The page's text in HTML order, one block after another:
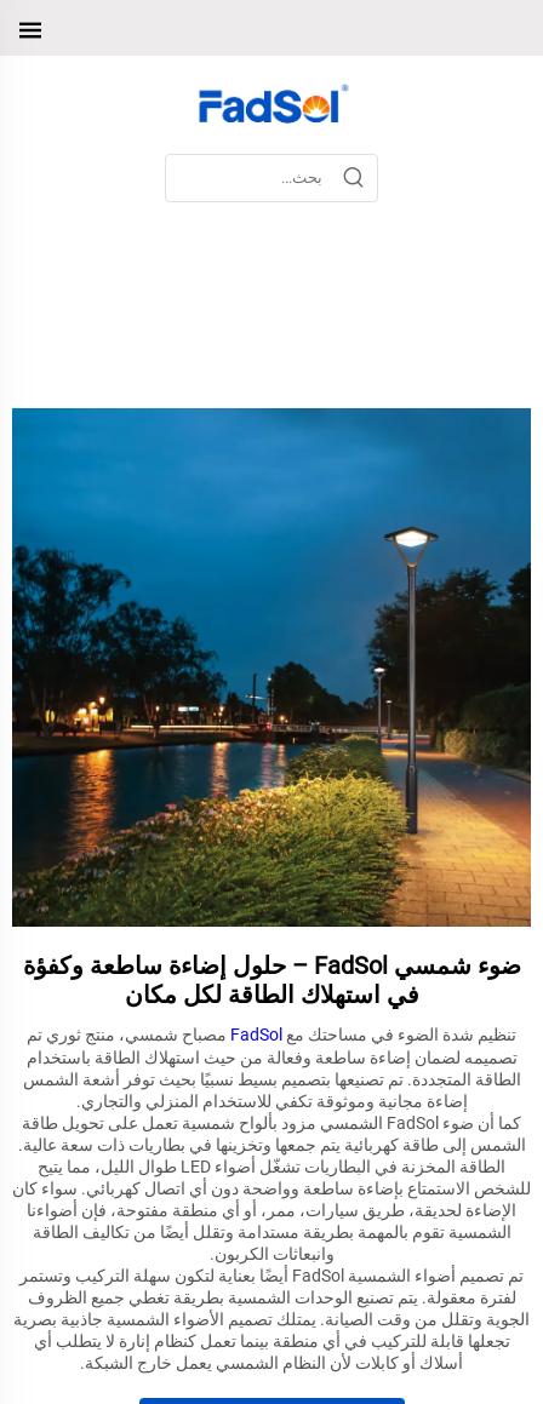
ضوء شمسي FadSol – حلول إضاءة ساطعة وكفؤة
في استهلاك الطاقة لكل مكان
تنظيم شدة الضوء في مساحتك معFadSolمصباح شمسي، منتج ثوري تم
تصميمه لضمان إضاءة ساطعة وفعالة من حيث استهلاك الطاقة باستخدام
الطاقة المتجددة. تم تصنيعها بتصميم بسيط نسبيًا بحيث توفر أشعة الشمس
إضاءة مجانية وموثوقة تكفي للاستخدام المنزلي والتجاري.
كما أن ضوء FadSol الشمسي مزود بألواح شمسية تعمل على تحويل طاقة
الشمس إلى طاقة كهربائية يتم جمعها وتخزينها في بطاريات ذات سعة عالية.
الطاقة المخزنة في البطاريات تشغّل أضواء LED طوال الليل، مما يتيح
للشخص الاستمتاع بإضاءة ساطعة وواضحة دون أي اتصال كهربائي. سواء كان
الإضاءة لحديقة، طريق سيارات، ممر، أو أي منطقة مفتوحة، فإن أضواءنا
الشمسية تقوم بالمهمة بطريقة مستدامة وتقلل أيضًا من تكاليف الطاقة
وانبعاثات الكربون.
تم تصميم أضواء الشمسية FadSol أيضًا بعناية لتكون سهلة التركيب وتستمر
لفترة معقولة. يتم تصنيع الوحدات الشمسية بطريقة تغطي جميع الظروف
الجوية وتقلل من وقت الصيانة. يمتلك تصميم الأضواء الشمسية جاذبية بصرية
تجعلها قابلة للتركيب في أي منطقة بينما تعمل كنظام إنارة لا يتطلب أي
أسلاك أو كابلات لأن النظام الشمسي يعمل خارج الشبكة.